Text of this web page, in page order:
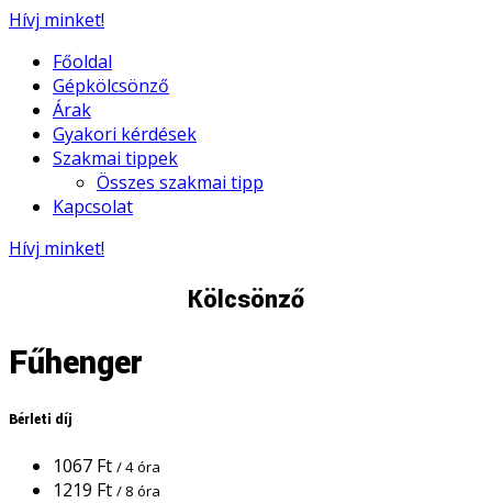
Hívj minket!
Főoldal
Gépkölcsönző
Árak
Gyakori kérdések
Szakmai tippek
Összes szakmai tipp
Kapcsolat
Hívj minket!
Kölcsönző
Fűhenger
Bérleti díj
1067 Ft / 4 óra
1219 Ft / 8 óra